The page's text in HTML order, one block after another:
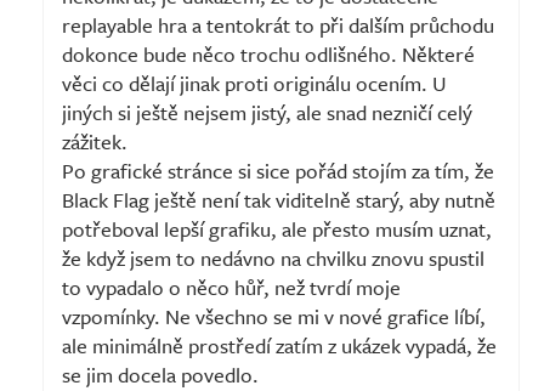
replayable hra a tentokrát to při dalším průchodu
dokonce bude něco trochu odlišného. Některé
věci co dělají jinak proti originálu ocením. U
jiných si ještě nejsem jistý, ale snad nezničí celý
zážitek.
Po grafické stránce si sice pořád stojím za tím, že
Black Flag ještě není tak viditelně starý, aby nutně
potřeboval lepší grafiku, ale přesto musím uznat,
že když jsem to nedávno na chvilku znovu spustil
to vypadalo o něco hůř, než tvrdí moje
vzpomínky. Ne všechno se mi v nové grafice líbí,
ale minimálně prostředí zatím z ukázek vypadá, že
se jim docela povedlo.